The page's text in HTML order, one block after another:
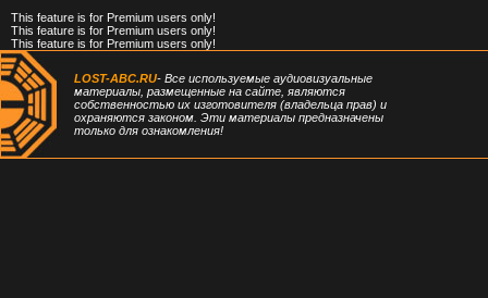
This feature is for Premium users only!
This feature is for Premium users only!
This feature is for Premium users only!
LOST-ABC.RU- Все используемые аудиовизуальные
материалы, размещенные на сайте, являются
собственностью их изготовителя (владельца прав) и
охраняются законом. Эти материалы предназначены
только для ознакомления!